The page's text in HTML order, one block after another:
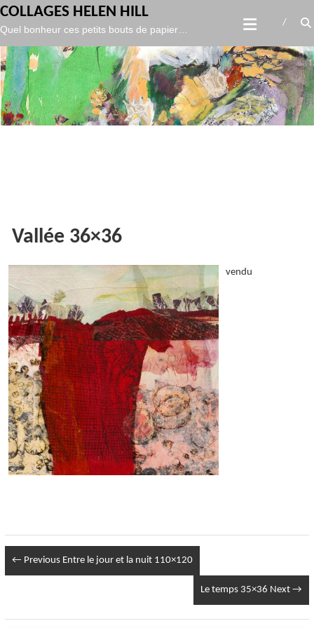
gtag('config', 'UA-119986127-1', );
to
content
COLLAGES HELEN HILL
Quel bonheur ces petits bouts de papier…
Vallée 36×36
vendu
← PreviousEntre le jour et la nuit 110×120
Le temps 35×36 Next →